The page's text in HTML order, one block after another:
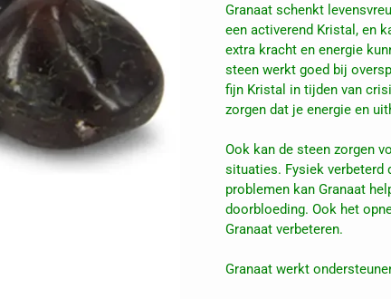
Granaat schenkt
een activerend Kristal, en
extra kracht en energie
steen werkt goed bij
fijn Kristal in tijden van
zorgen dat je energie en
Ook kan de steen zorgen
situaties. Fysiek verbeterd
problemen kan Granaat
doorbloeding. Ook het
Granaat verbeteren.
Granaat werkt